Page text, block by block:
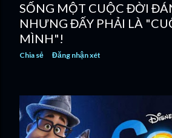
SỐNG MỘT CUỘC ĐỜI
NHƯNG ĐẤY PHẢI LÀ
MÌNH"!
Chia sẻ Đăng nhận xét